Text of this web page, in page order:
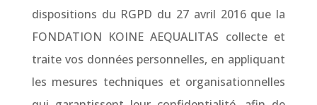
dispositions du RGPD du 27 avril 2016 que la
FONDATION KOINE AEQUALITAS collecte et
traite vos données personnelles, en appliquant
les mesures techniques et organisationnelles